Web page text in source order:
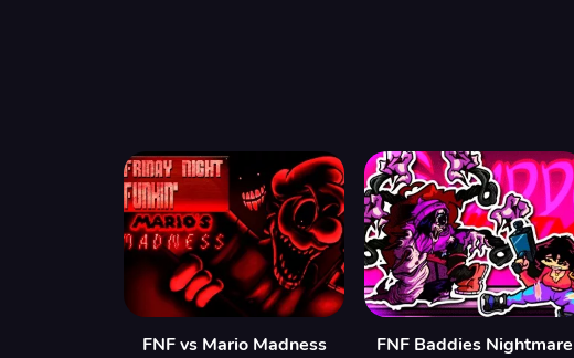
FNF vs Mario Madness FNF Baddies Nightmare